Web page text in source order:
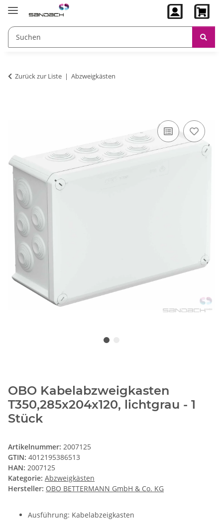
Zurück zur Liste Abzweigkästen
OBO Kabelabzweigkasten
T350,285x204x120, lichtgrau - 1
Stück
Artikelnummer: 2007125
GTIN: 4012195386513
HAN: 2007125
Kategorie: Abzweigkästen
Hersteller: OBO BETTERMANN GmbH & Co. KG
Ausführung: Kabelabzeigkasten